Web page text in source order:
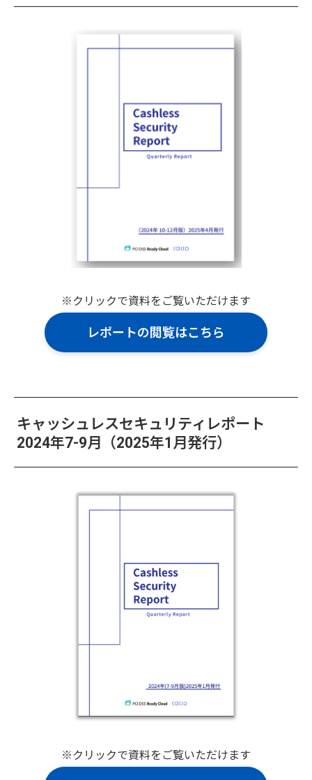
※クリックで資料をご覧いただけます
レポートの閲覧はこちら
キャッシュレスセキュリティレポート
2024年7-9月（2025年1月発行）
※クリックで資料をご覧いただけます